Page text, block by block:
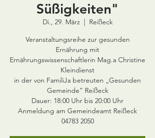
Süßigkeiten"
Di., 29. März
  |
Reißeck
Veranstaltungsreihe zur gesunden
Ernährung mit
Ernährungswissenschaftlerin Mag.a Christine
Kleindienst
in der von FamiliJa betreuten „Gesunden
Gemeinde” Reißeck
Dauer: 18:00 Uhr bis 20:00 Uhr
Anmeldung am Gemeindeamt Reißeck
04783 2050